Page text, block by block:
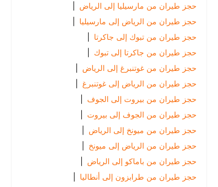
حجز طيران من مارسيليا إلى الرياض
|
حجز طيران من الرياض إلى مارسيليا |
حجز طيران من تبوك إلى جاكرتا
|
حجز طيران من جاكرتا إلى تبوك
|
حجز طيران من غوتنبرغ إلى الرياض
|
حجز طيران من الرياض إلى غوتنبرغ |
حجز طيران من بيروت إلى الجوف |
حجز طيران من الجوف إلى بيروت
|
حجز طيران من ميونخ إلى الرياض
|
حجز طيران من الرياض إلى ميونخ |
حجز طيران من باماكو إلى الرياض
|
حجز طيران من طرابزون إلى أنطاليا
|